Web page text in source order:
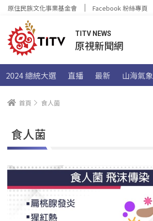
原住民族文化事業基金會 Facebook 粉絲專頁
TITV NEWS
原視新聞網
2024 總統大選 直播 最新 山海氣象
首頁 食人菌
食人菌